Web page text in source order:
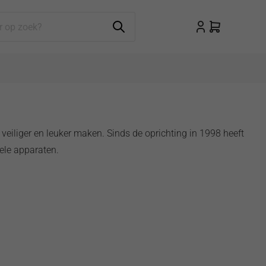
en leuker maken. Sinds de oprichting in 1998 heeft
apparaten.